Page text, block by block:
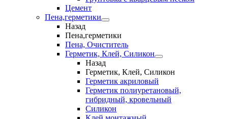
Цемент
Пена,герметики
Назад
Пена,герметики
Пена, Очиститель
Герметик, Клей, Силикон
Назад
Герметик, Клей, Силикон
Герметик акриловый
Герметик полиуретановый,
гибридный, кровельный
Силикон